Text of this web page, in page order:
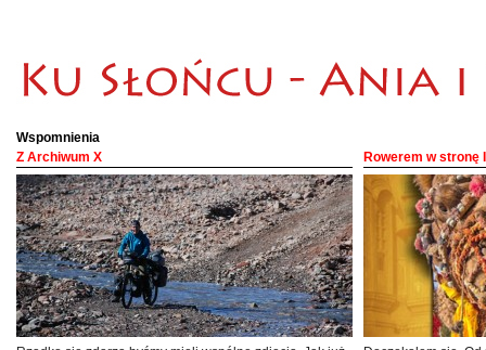
Wspomnienia
Z Archiwum X
Rowerem w stronę